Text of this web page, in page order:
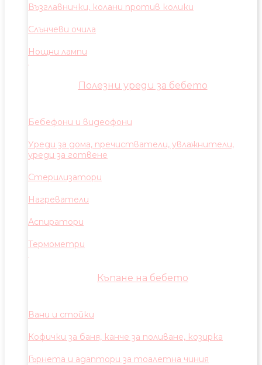
Възглавнички, колани против колики
Слънчеви очила
Нощни лампи
Полезни уреди за бебето
Бебефони и видеофони
Уреди за дома, пречистватели, увлажнители,
уреди за готвене
Стерилизатори
Нагреватели
Аспиратори
Термометри
Къпане на бебето
Вани и стойки
Кофички за баня, канче за поливане, козирка
Гърнета и адаптори за тоалетна чиния